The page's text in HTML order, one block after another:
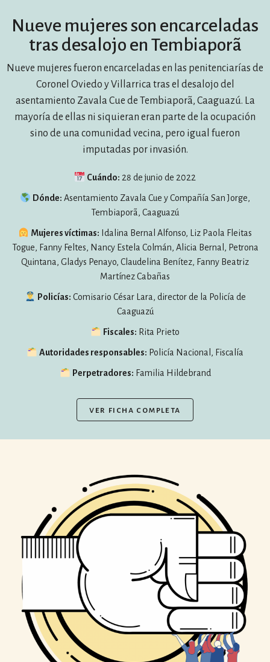
por formato
scrolls
contacto
Nueve mujeres son encarceladas
tras desalojo en Tembiaporã
Nueve mujeres fueron encarceladas en las penitenciarías de
Coronel Oviedo y Villarrica tras el desalojo del
asentamiento Zavala Cue de Tembiaporã, Caaguazú. La
mayoría de ellas ni siquieran eran parte de la ocupación
sino de una comunidad vecina, pero igual fueron
imputadas por invasión.
Cuándo: 28 de junio de 2022
Dónde: Asentamiento Zavala Cue y Compañía San Jorge,
Tembiaporã, Caaguazú
Mujeres víctimas: Idalina Bernal Alfonso, Liz Paola Fleitas
Togue, Fanny Feltes, Nancy Estela Colmán, Alicia Bernal, Petrona
Quintana, Gladys Penayo, Claudelina Benítez, Fanny Beatriz
Martínez Cabañas
Policías: Comisario César Lara, director de la Policía de
Caaguazú
Fiscales: Rita Prieto
Autoridades responsables: Policía Nacional, Fiscalía
Perpetradores: Familia Hildebrand
ver ficha completa